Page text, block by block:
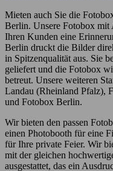
Mieten auch Sie die
Berlin. Unsere Fotobox
Ihren Kunden eine
Berlin druckt die Bilder
in Spitzenqualität aus. Sie
geliefert und die Fotobox
betreut. Unsere weiteren
Landau (Rheinland Pfalz),
und Fotobox Berlin.
Wir bieten den passen
einen Photobooth für eine
für Ihre private Feier. Wir
mit der gleichen
ausgestattet, das ein